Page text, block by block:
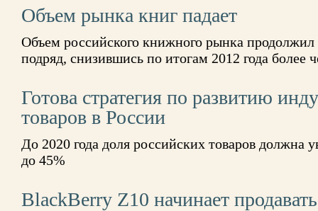
Объем рынка книг падает
Объем российского книжного рынка продолжил
подряд, снизившись по итогам 2012 года более
Готова стратегия по развитию
товаров в России
До 2020 года доля российских товаров должна
до 45%
BlackBerry Z10 начинает